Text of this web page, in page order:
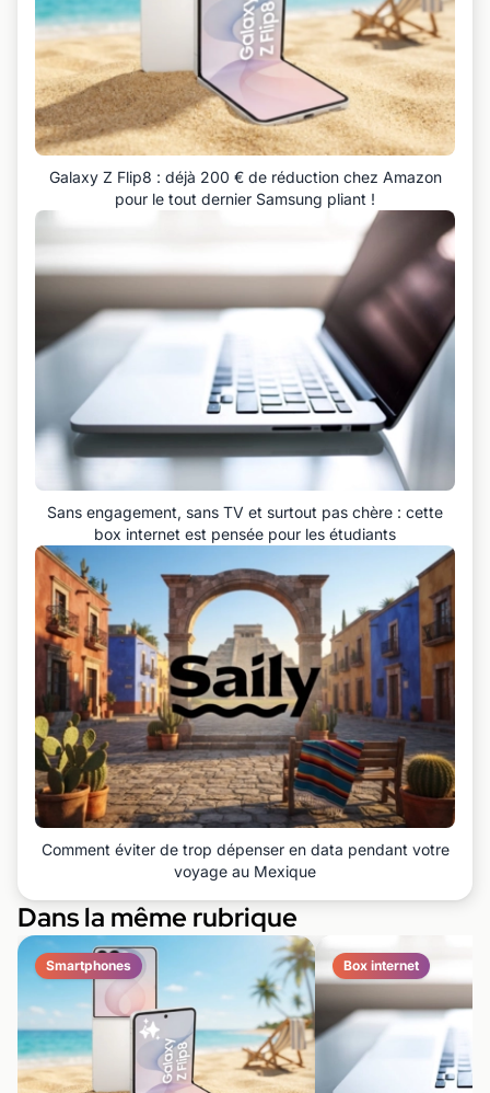
Galaxy Z Flip8 : déjà 200 € de réduction chez Amazon
pour le tout dernier Samsung pliant !
Sans engagement, sans TV et surtout pas chère : cette
box internet est pensée pour les étudiants
Comment éviter de trop dépenser en data pendant votre
voyage au Mexique
Dans la même rubrique
Smartphones Box internet